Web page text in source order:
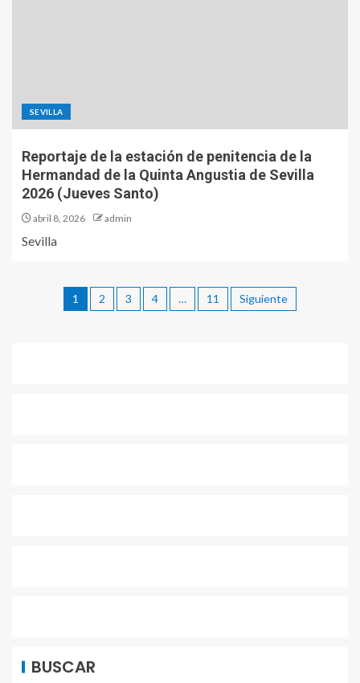
SEVILLA
Reportaje de la estación de penitencia de la
Hermandad de la Quinta Angustia de Sevilla
2026 (Jueves Santo)
abril 8, 2026 admin
Sevilla
1 2 3 4 … 11 Siguiente
BUSCAR